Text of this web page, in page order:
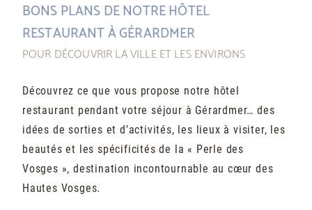
BONS PLANS DE NOTRE HÔTEL
RESTAURANT À GÉRARDMER
POUR DÉCOUVRIR LA VILLE ET LES ENVIRONS
Découvrez ce que vous propose notre hôtel
restaurant pendant votre séjour à Gérardmer… des
idées de sorties et d’activités, les lieux à visiter, les
beautés et les spécificités de la « Perle des
Vosges », destination incontournable au cœur des
Hautes Vosges.